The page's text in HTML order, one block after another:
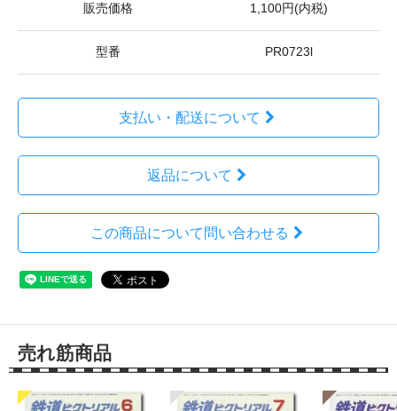
販売価格 1,100円(内税)
型番 PR0723l
支払い・配送について
返品について
この商品について問い合わせる
売れ筋商品